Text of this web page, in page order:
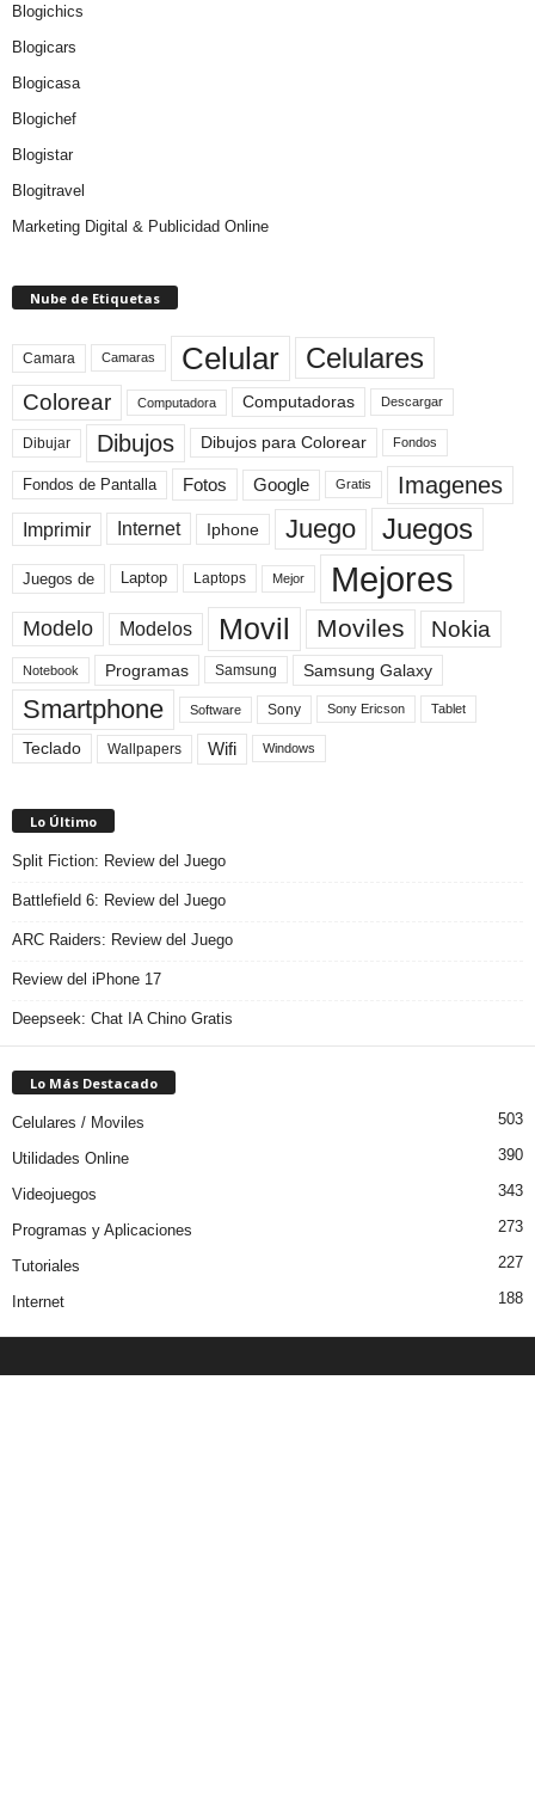
Blogichics
Blogicars
Blogicasa
Blogichef
Blogistar
Blogitravel
Marketing Digital & Publicidad Online
Nube de Etiquetas
Camara Camaras Celular Celulares
Colorear Computadora Computadoras Descargar
Dibujar Dibujos Dibujos para Colorear Fondos
Fondos de Pantalla Fotos Google Gratis Imagenes
Imprimir Internet Iphone Juego Juegos
Juegos de Laptop Laptops Mejor Mejores
Modelo Modelos Movil Moviles Nokia
Notebook Programas Samsung Samsung Galaxy
Smartphone Software Sony Sony Ericson Tablet
Teclado Wallpapers Wifi Windows
Lo Último
Split Fiction: Review del Juego
Battlefield 6: Review del Juego
ARC Raiders: Review del Juego
Review del iPhone 17
Deepseek: Chat IA Chino Gratis
Lo Más Destacado
Celulares / Moviles 503
Utilidades Online 390
Videojuegos 343
Programas y Aplicaciones 273
Tutoriales 227
Internet 188